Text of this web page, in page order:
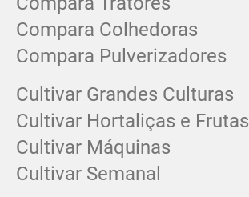
Compara Colhedoras
Compara Pulverizadores
Cultivar Grandes Culturas
Cultivar Hortaliças e Frutas
Cultivar Máquinas
Cultivar Semanal